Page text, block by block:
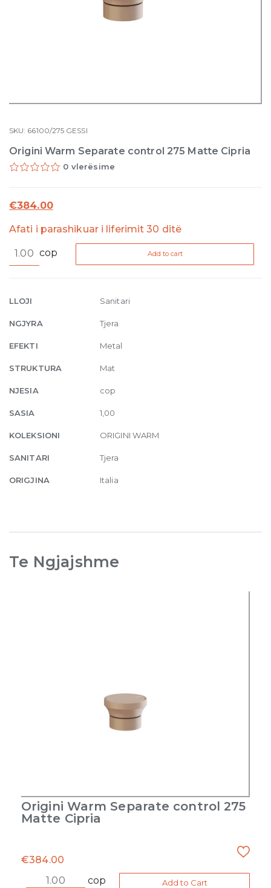
SKU: 66100/275 GESSI
Origini Warm Separate control 275 Matte Cipria
0 vlerësime
€384.00
Afati i parashikuar i liferimit 30 ditë
Warm
275
Cipria
quantity
cop Add to cart
LLOJI Sanitari
NGJYRA Tjera
EFEKTI Metal
STRUKTURA Mat
NJESIA cop
SASIA 1,00
KOLEKSIONI ORIGINI WARM
SANITARI Tjera
ORIGJINA Italia
Te Ngjajshme
Origini Warm Separate control 275
Matte Cipria
€384.00
cop
Add to Cart